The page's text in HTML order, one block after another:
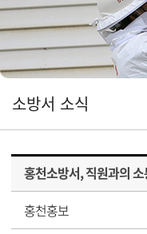
소방서 소식
홍천소방서, 직원과의
홍천홍보